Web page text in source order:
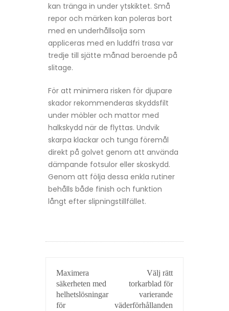
kan tränga in under ytskiktet. Små
repor och märken kan poleras bort
med en underhållsolja som
appliceras med en luddfri trasa var
tredje till sjätte månad beroende på
slitage.
För att minimera risken för djupare
skador rekommenderas skyddsfilt
under möbler och mattor med
halkskydd när de flyttas. Undvik
skarpa klackar och tunga föremål
direkt på golvet genom att använda
dämpande fotsulor eller skoskydd.
Genom att följa dessa enkla rutiner
behålls både finish och funktion
långt efter slipningstillfället.
Maximera
säkerheten med
helhetslösningar
för
Välj rätt
torkarblad för
varierande
väderförhållanden